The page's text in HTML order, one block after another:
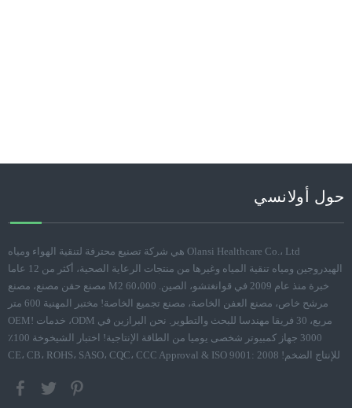
حول أولانسي
Olansi Healthcare Co.، Ltd هي شركة تصنيع محترفة لتنقية الهواء ومياه
الهيدروجين ومياه تنقية المياه وغيرها من منتجات الرعاية الصحية، أكثر من 12 عاما
خبرة منذ عام 2009 في قوانغتشو، الصين. 60،000 M2 مصنع حقن مصنع، مصنع
مرشح خاص، مصنع العفن الخاصة، مصنع تجميع الخاصة! مختبر المهنية 600 متر
مربع، 30 فريقا مهندسا للبحث والتطوير. نحن البرازين في ODM، خدمات OEM!
3000 جهاز كمبيوتر شخصى يوميا من الطاقة الإنتاجية! اختبار الشيخوخة 100٪
للإنتاج الضخم! CE، CB، ROHS، SASO، CQC، CCC Approval & ISO 9001: 2008